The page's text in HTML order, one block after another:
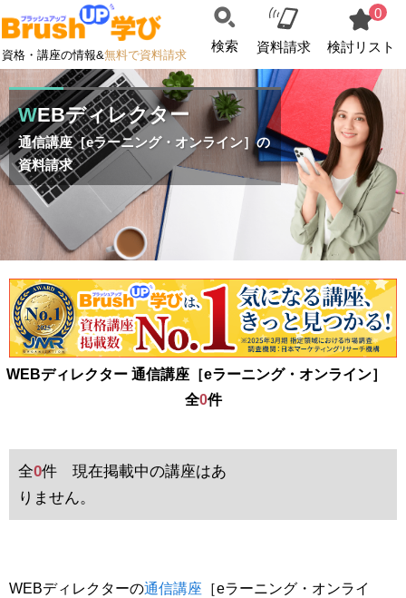
資格・講座の情報&無料で資料請求
検索 資料請求
0
検討リスト
WEBディレクター
通信講座［eラーニング・オンライン］の
資料請求
WEBディレクター 通信講座［eラーニング・オンライン］
全0件
全0件 現在掲載中の講座はあ
りません。
WEBディレクターの通信講座 ［eラーニング・オンライ